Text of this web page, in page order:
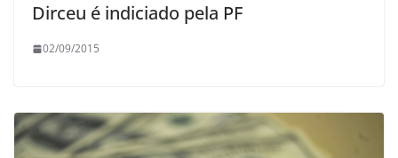
Dirceu é indiciado pela PF
02/09/2015